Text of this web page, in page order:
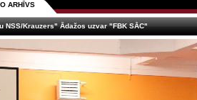
ARHĪVS
NSS/Krauzers" Ādažos uzvar "FBK SĀC"